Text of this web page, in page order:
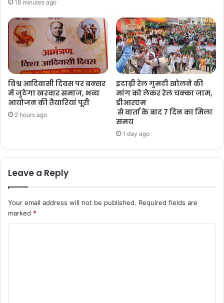
18 minutes ago
विश्व आदिवासी दिवस पर बक्सर
में जुटेगा खरवार समाज, भव्य
आयोजन की तैयारियां पूरी
2 hours ago
इटाढ़ी रेल गुमटी खोलने की
मांग को लेकर रेल चक्का जाम,
डीआरएम
से वार्ता के बाद 7 दिन का मिला
समय
1 day ago
Leave a Reply
Your email address will not be published. Required fields are
marked *